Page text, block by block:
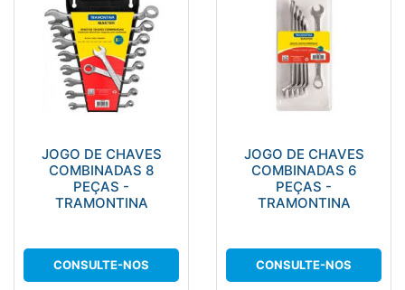
JOGO DE CHAVES
COMBINADAS 8
PEÇAS -
TRAMONTINA
CONSULTE-NOS
JOGO DE CHAVES
COMBINADAS 6
PEÇAS -
TRAMONTINA
CONSULTE-NOS